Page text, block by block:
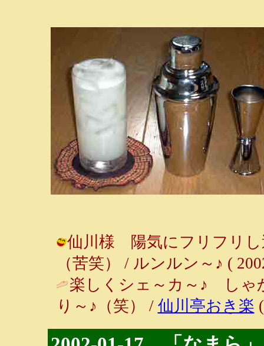
仙川様 陽気にフリフリし
（苦笑） / ルンルン～♪ (
楽しくシェ～カ～♪ しゃ
り～♪（笑） / 仙川亭おき楽